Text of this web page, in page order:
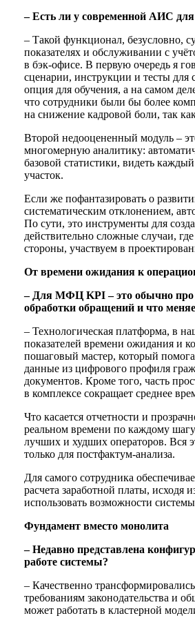
– Есть ли у современной АИС
– Такой функционал, безусловно,
показателях и обслуживании с
в бэк-офисе. В первую очередь я
сценарии, инструкции и тесты для
опция для обучения, а на самом
что сотрудники были бы более
на снижение кадровой боли, так
Второй недооцененный модуль –
многомерную аналитику:
базовой статистики, видеть
участок.
Если же пофантазировать о
систематическим отклонением,
По сути, это инструменты для
действительно сложные случаи,
стороны, участвуем в
От времени ожидания к
– Для МФЦ KPI – это обычно про
обработки обращений и что
– Технологическая платформа, в
показателей времени ожидания и
пошаговый мастер, который
данные из цифрового профиля
документов. Кроме того, часть
в комплексе сокращает среднее
Что касается отчетности и
реальном времени по каждому
лучших и худших операторов. Вся
только для постфактум-анализа.
Для самого сотрудника
расчета заработной платы, исходя
использовать возможности
Фундамент вместо монолита
– Недавно представлена
работе системы?
– Качественно
требованиям законодательства и
может работать в кластерной